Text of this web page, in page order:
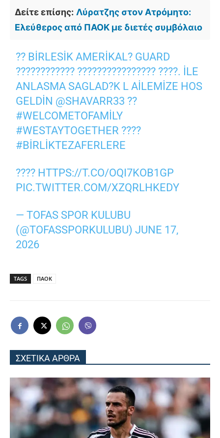
Δείτε επίσης: Λύρατζης στον Ατρόμητο:
Ελεύθερος από ΠΑΟΚ με διετές συμβόλαιο
?? BIRLESIK AMERIKAL? GUARD
???????????? ???????????????? ????. ILE
ANLASMA SAGLAD?K L AILEMIZE HOS
GELDIN @SHAVARR33 ??
#WELCOMETOFAMILY
#WESTAYTOGETHER ????
#BIRLIKTEZAFERLERE
???? HTTPS://T.CO/OQI7KOB1GP
PIC.TWITTER.COM/XZQRLHKEDY
— TOFAS SPOR KULUBU
(@TOFASSPORKULUBU)JUNE 17,
2026
TAGS ΠΑΟΚ
ΣΧΕΤΙΚΑ ΑΡΘΡΑ